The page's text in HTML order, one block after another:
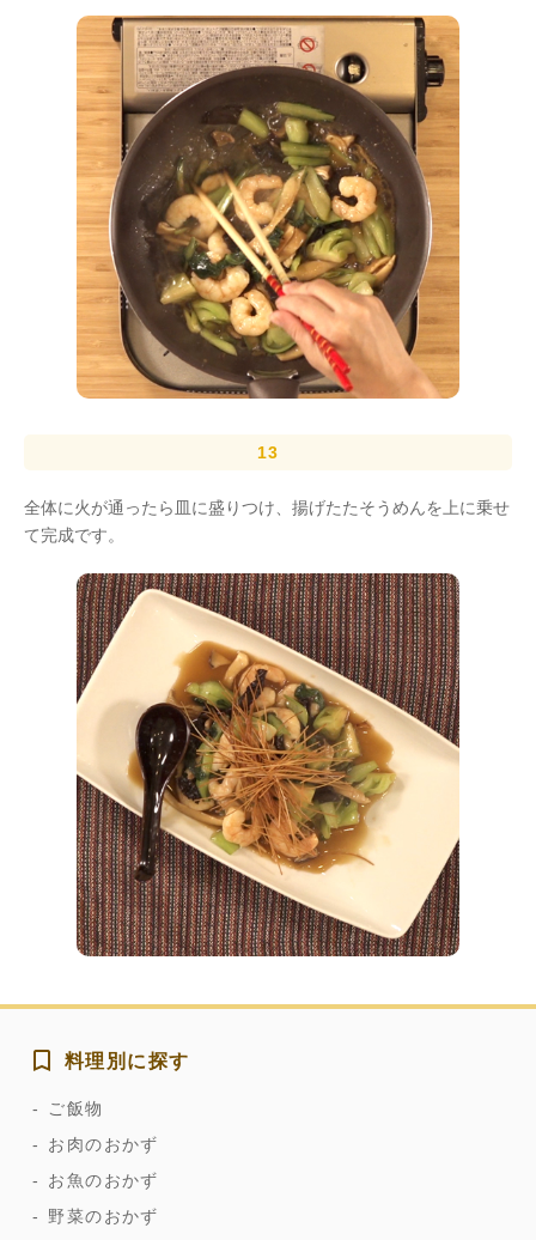
全体に火が通ったら皿に盛りつけ、揚げたたそうめんを上に乗せ
て完成です。
料理別に探す
ご飯物
お肉のおかず
お魚のおかず
野菜のおかず